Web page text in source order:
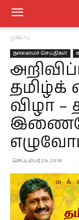
முகப்பு
தலைமைச் செய்திகள்
தமிழ்க்
விழா –
செப்டம்பர் 29, 2018